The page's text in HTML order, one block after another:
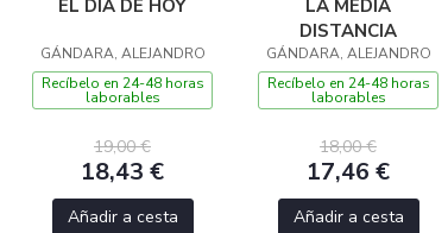
EL DÍA DE HOY
GÁNDARA, ALEJANDRO
Recíbelo en 24-48 horas
laborables
19,00 €
18,43 €
Añadir a cesta
LA MEDIA
DISTANCIA
GÁNDARA, ALEJANDRO
Recíbelo en 24-48 horas
laborables
18,00 €
17,46 €
Añadir a cesta